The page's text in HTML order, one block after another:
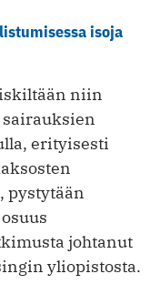
isoja
niin
erityisesti
pystytään
johtanut
yliopistosta.